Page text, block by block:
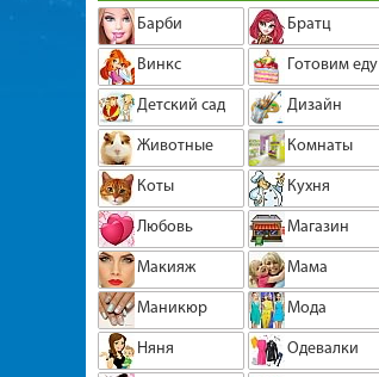
Барби
Братц
Винкс
Готовим еду
Детский сад
Дизайн
Животные
Комнаты
Коты
Кухня
Любовь
Магазин
Макияж
Мама
Маникюр
Мода
Няня
Одевалки